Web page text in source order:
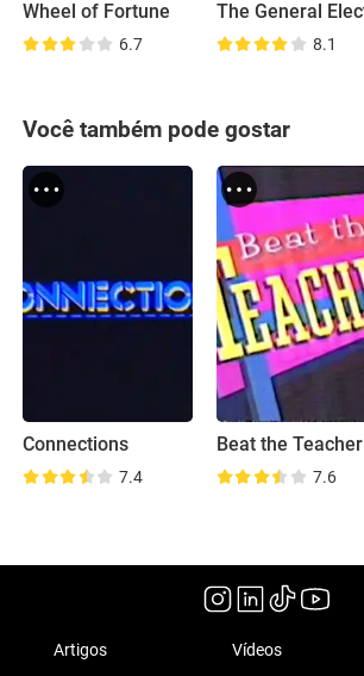
Wheel of Fortune
6.7 8.1
Você também pode gostar
Connections
7.4
Beat the Teacher
7.6
Artigos Vídeos